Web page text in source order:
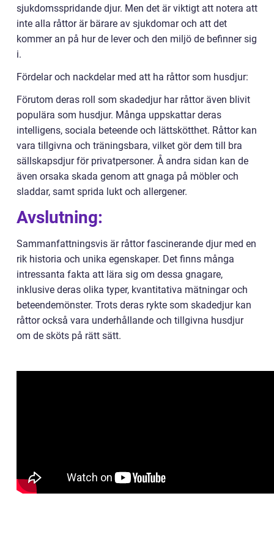
sjukdomsspridande djur. Men det är viktigt att notera att
inte alla råttor är bärare av sjukdomar och att det
kommer an på hur de lever och den miljö de befinner sig
i.
Fördelar och nackdelar med att ha råttor som husdjur:
Förutom deras roll som skadedjur har råttor även blivit
populära som husdjur. Många uppskattar deras
intelligens, sociala beteende och lättskötthet. Råttor kan
vara tillgivna och träningsbara, vilket gör dem till bra
sällskapsdjur för privatpersoner. Å andra sidan kan de
även orsaka skada genom att gnaga på möbler och
sladdar, samt sprida lukt och allergener.
Avslutning:
Sammanfattningsvis är råttor fascinerande djur med en
rik historia och unika egenskaper. Det finns många
intressanta fakta att lära sig om dessa gnagare,
inklusive deras olika typer, kvantitativa mätningar och
beteendemönster. Trots deras rykte som skadedjur kan
råttor också vara underhållande och tillgivna husdjur
om de sköts på rätt sätt.